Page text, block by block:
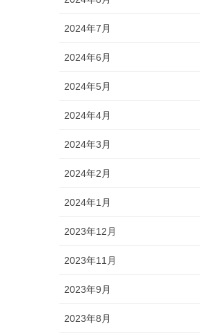
2024年7月
2024年6月
2024年5月
2024年4月
2024年3月
2024年2月
2024年1月
2023年12月
2023年11月
2023年9月
2023年8月